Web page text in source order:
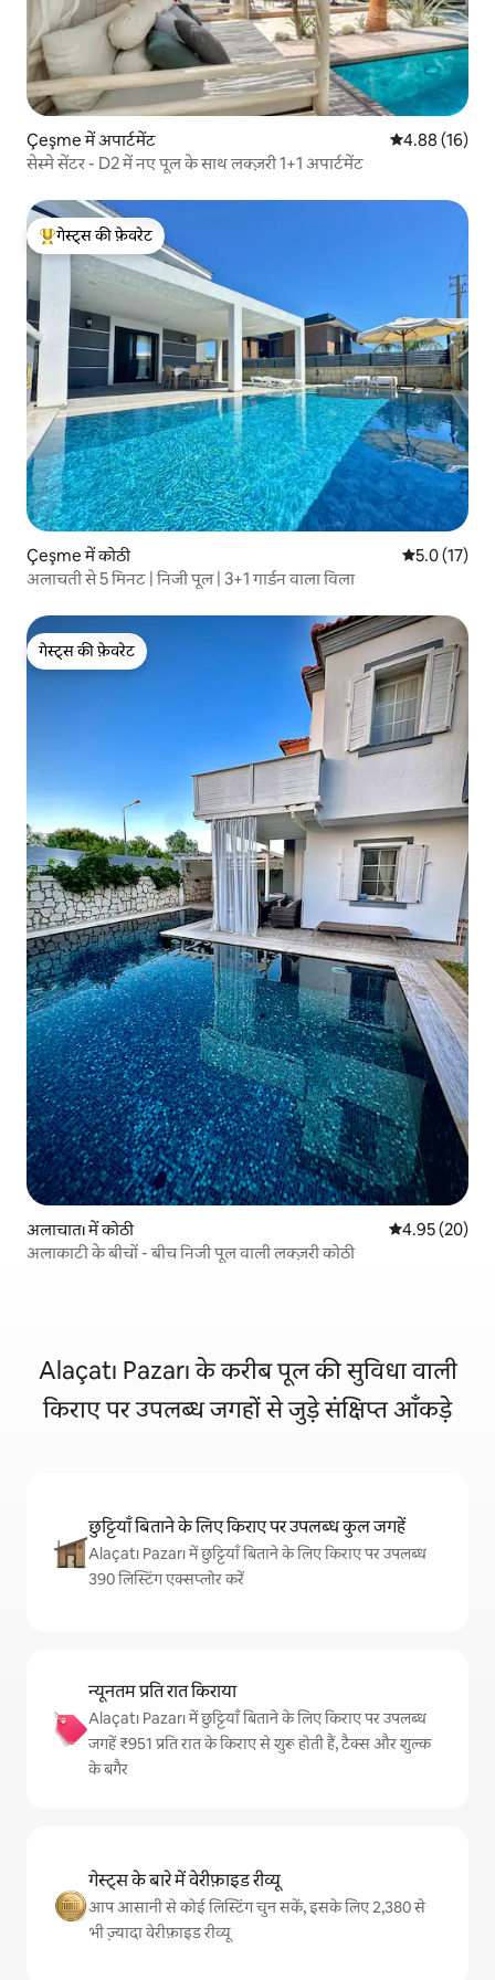
Çeşme में अपार्टमेंट औसत रेटिंग 5 में
4.88 (16)
सेस्मे सेंटर - D2 में नए पूल के साथ लक्ज़री 1+1 अपार्टमेंट
गेस्ट्स का टॉप फ़ेवरेट
गेस्ट्स की फ़ेवरेट
Çeşme में कोठी औसत रेटिंग 5
5.0 (17)
अलाचती से 5 मिनट | निजी पूल | 3+1 गार्डन वाला विला
गेस्ट्स की फ़ेवरेट
गेस्ट्स की फ़ेवरेट
अलाचातı में कोठी औसत रेटिंग 5 में
4.95 (20)
अलाकाटी के बीचों - बीच निजी पूल वाली लक्ज़री कोठी
Alaçatı Pazarı के करीब पूल की सुविधा वाली
किराए पर उपलब्ध जगहों से जुड़े संक्षिप्त आँकड़े
छुट्टियाँ बिताने के लिए किराए पर उपलब्ध कुल जगहें
Alaçatı Pazarı में छुट्टियाँ बिताने के लिए किराए पर उपलब्ध
390 लिस्टिंग एक्सप्लोर करें
न्यूनतम प्रति रात किराया
Alaçatı Pazarı में छुट्टियाँ बिताने के लिए किराए पर उपलब्ध
जगहें ₹951 प्रति रात के किराए से शुरू होती हैं, टैक्स और शुल्क
के बगैर
गेस्ट्स के बारे में वेरीफ़ाइड रीव्यू
आप आसानी से कोई लिस्टिंग चुन सकें, इसके लिए 2,380 से
भी ज़्यादा वेरीफ़ाइड रीव्यू